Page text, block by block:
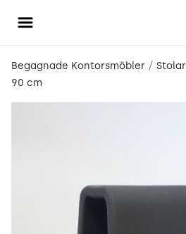
Öppna meny
Begagnade Kontorsmöbler / Stolar
90 cm